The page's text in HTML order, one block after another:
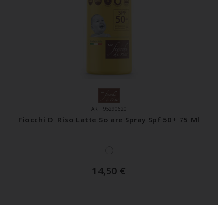
ART. 95290620
Fiocchi Di Riso Latte Solare Spray Spf 50+ 75 Ml
14,50 €